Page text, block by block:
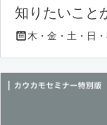
知りたいこと